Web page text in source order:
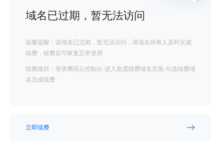
域名已过期，暂无法访问
温馨提醒：该域名已过期，暂无法访问，请域名所有人及时完成
续费，续费后可恢复正常使用
续费路径：登录腾讯云控制台-进入急需续费域名页面-勾选续费域
名完成续费
立即续费